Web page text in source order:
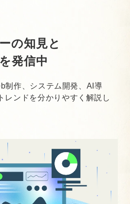
の知見と
発信中
制作、システム開発、AI導
レンドを分かりやすく解説し